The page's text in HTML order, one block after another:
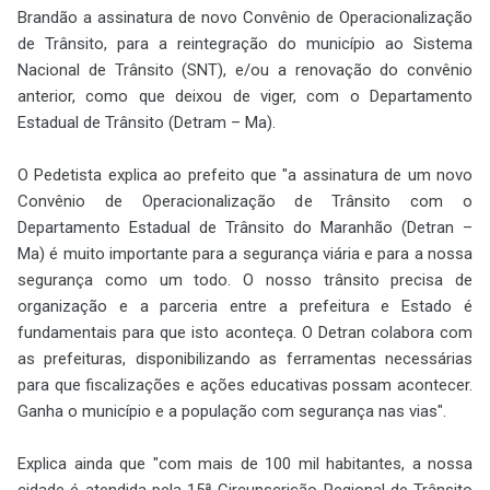
Brandão a assinatura de novo Convênio de Operacionalização
de Trânsito, para a reintegração do município ao Sistema
Nacional de Trânsito (SNT), e/ou a renovação do convênio
anterior, como que deixou de viger, com o Departamento
Estadual de Trânsito (Detram – Ma).
O Pedetista explica ao prefeito que "a assinatura de um novo
Convênio de Operacionalização de Trânsito com o
Departamento Estadual de Trânsito do Maranhão (Detran –
Ma) é muito importante para a segurança viária e para a nossa
segurança como um todo. O nosso trânsito precisa de
organização e a parceria entre a prefeitura e Estado é
fundamentais para que isto aconteça. O Detran colabora com
as prefeituras, disponibilizando as ferramentas necessárias
para que fiscalizações e ações educativas possam acontecer.
Ganha o município e a população com segurança nas vias".
Explica ainda que "com mais de 100 mil habitantes, a nossa